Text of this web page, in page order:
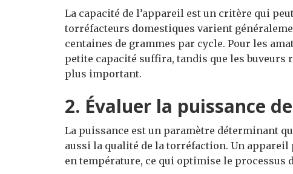
La capacité de l’appareil est un critère qui
torréfacteurs domestiques varient
centaines de grammes par cycle. Pour les
petite capacité suffira, tandis que les
plus important.
2. Évaluer la puissance
La puissance est un paramètre déterminant
aussi la qualité de la torréfaction. Un
en température, ce qui optimise le processus